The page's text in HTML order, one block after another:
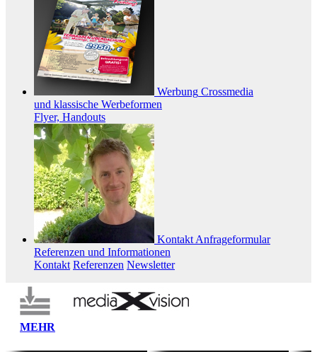
Werbung Crossmedia
und klassische Werbeformen
Flyer, Handouts
Kontakt Anfrageformular
Referenzen und Informationen
Kontakt Referenzen Newsletter
MEHR